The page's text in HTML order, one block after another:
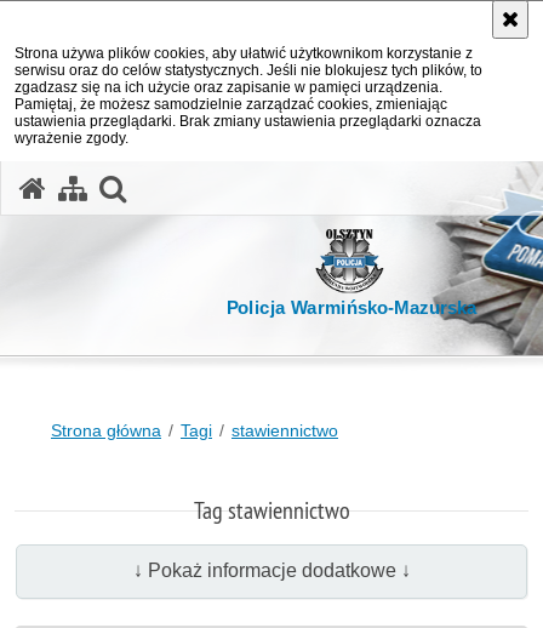
Strona używa plików cookies, aby ułatwić użytkownikom korzystanie z
serwisu oraz do celów statystycznych. Jeśli nie blokujesz tych plików, to
zgadzasz się na ich użycie oraz zapisanie w pamięci urządzenia.
Pamiętaj, że możesz samodzielnie zarządzać cookies, zmieniając
ustawienia przeglądarki. Brak zmiany ustawienia przeglądarki oznacza
wyrażenie zgody.
Policja Warmińsko-Mazurska
Strona główna Tagi stawiennictwo
Tag stawiennictwo
↓ Pokaż informacje dodatkowe ↓